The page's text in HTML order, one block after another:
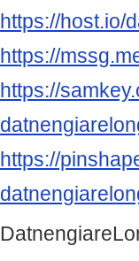
https://host.io/
https://
https://
https://